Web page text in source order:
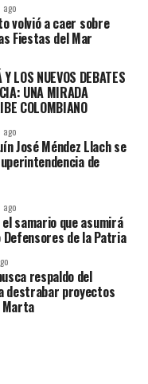
ago
volvió a caer sobre
Fiestas del Mar
LOS NUEVOS DEBATES
UNA MIRADA
COLOMBIANO
ago
José Méndez Llach se
de
ago
samario que asumirá
de la Patria
respaldo del
destrabar proyectos